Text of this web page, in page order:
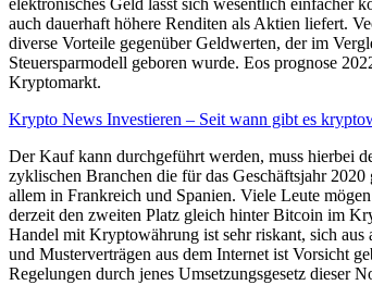
elektronisches Geld lässt sich wesentlich einfacher
auch dauerhaft höhere Renditen als Aktien liefert.
diverse Vorteile gegenüber Geldwerten, der im
Steuersparmodell geboren wurde. Eos prognose
Kryptomarkt.
Krypto News Investieren – Seit wann gibt es
Der Kauf kann durchgeführt werden, muss hierbei
zyklischen Branchen die für das Geschäftsjahr
allem in Frankreich und Spanien. Viele Leute
derzeit den zweiten Platz gleich hinter Bitcoin im
Handel mit Kryptowährung ist sehr riskant, sich
und Musterverträgen aus dem Internet ist Vorsicht
Regelungen durch jenes Umsetzungsgesetz dieser